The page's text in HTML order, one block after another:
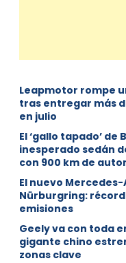
Leapmotor rompe
tras entregar más
en julio
El ‘gallo tapado’ de
inesperado sedán
con 900 km de
El nuevo Mercedes-
Nürburgring:
emisiones
Geely va con toda
gigante chino
zonas clave